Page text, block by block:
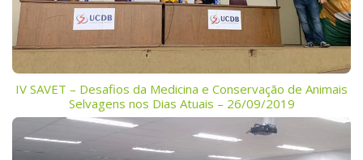
IV SAVET – Desafios da Medicina e Conservação de Animais
Selvagens nos Dias Atuais – 26/09/2019